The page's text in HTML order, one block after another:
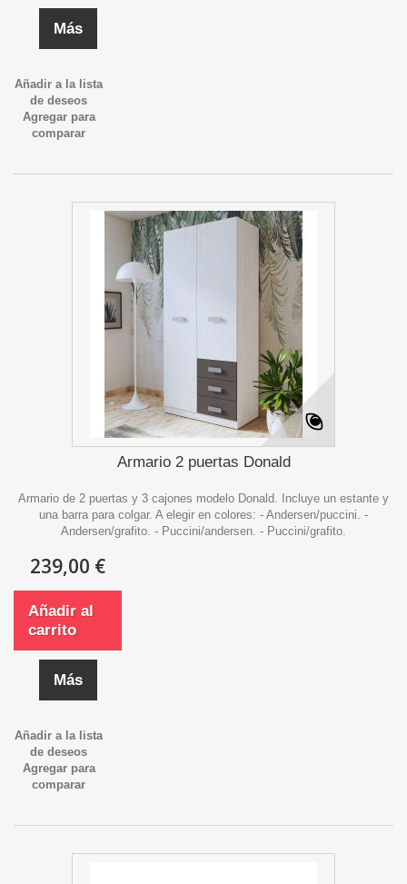
Más
Añadir a la lista
de deseos
Agregar para
comparar
Armario 2 puertas Donald
Armario de 2 puertas y 3 cajones modelo Donald. Incluye un estante y
una barra para colgar. A elegir en colores: - Andersen/puccini. -
Andersen/grafito. - Puccini/andersen. - Puccini/grafito.
239,00 €
Añadir al
carrito
Más
Añadir a la lista
de deseos
Agregar para
comparar